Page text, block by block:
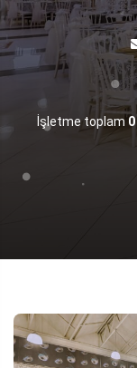
İşletme toplam0